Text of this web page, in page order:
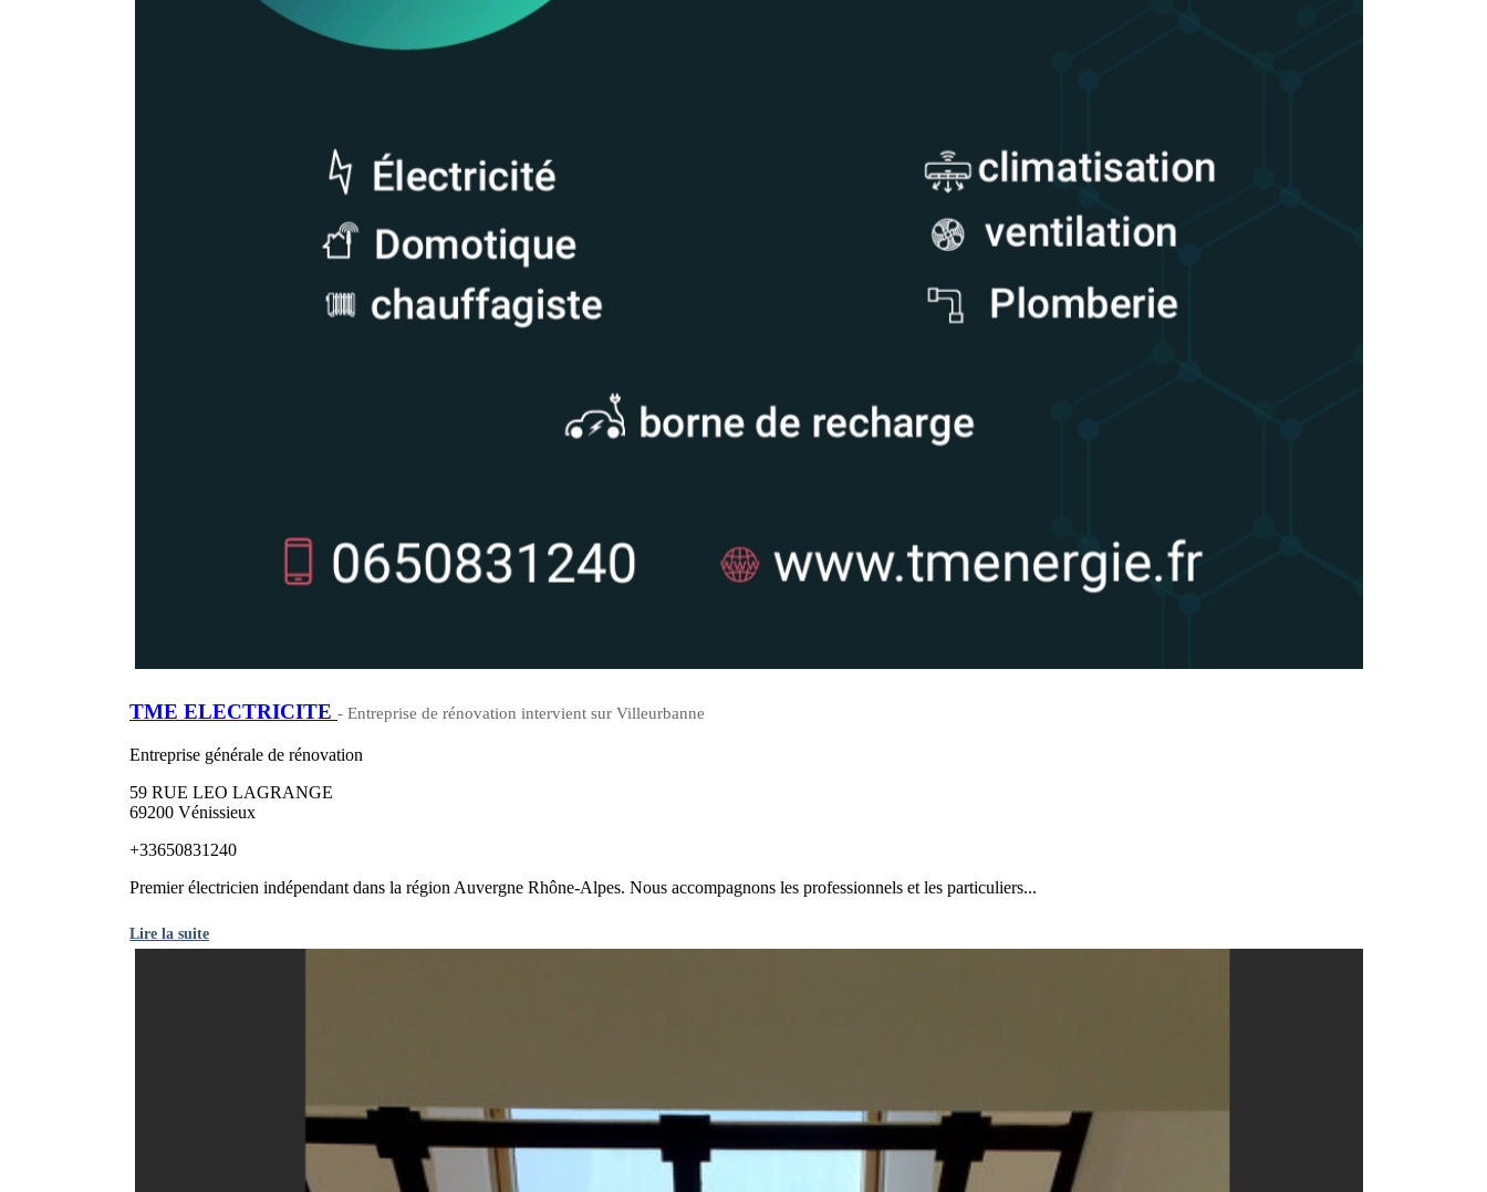
TME ELECTRICITE - Entreprise de rénovation intervient sur Villeurbanne
Entreprise générale de rénovation
59 RUE LEO LAGRANGE
69200 Vénissieux
+33650831240
Premier électricien indépendant dans la région Auvergne Rhône-Alpes. Nous accompagnons les professionnels et les particuliers...
Lire la suite